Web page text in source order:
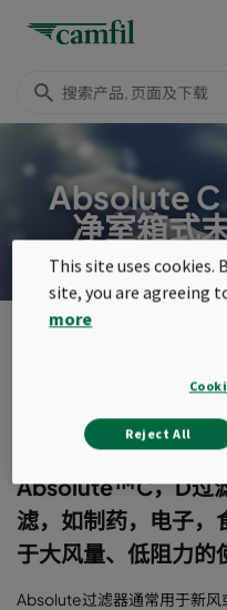
Absolute C
净室箱式
EPA, HEPA & ULPA 过滤
Absolute
Absolute™C，D过
滤，如制药，电子，
于大风量、低阻力的
Absolute过滤器通常用于新风
This site uses
site, you are agreeing
more
Reject All